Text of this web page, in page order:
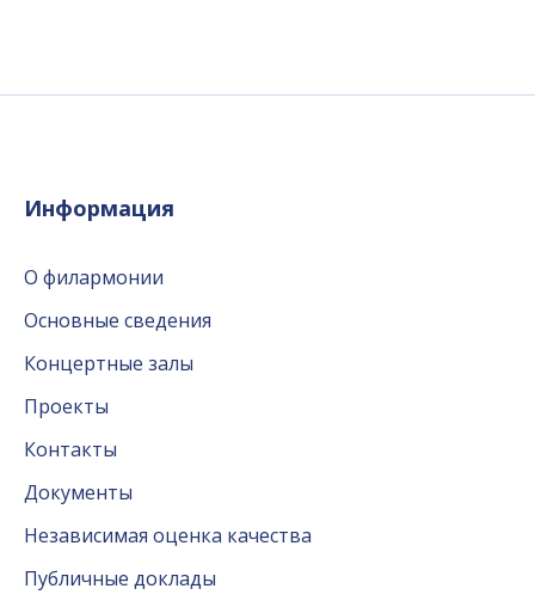
Информация
О филармонии
Основные сведения
Концертные залы
Проекты
Контакты
Документы
Независимая оценка качества
Публичные доклады